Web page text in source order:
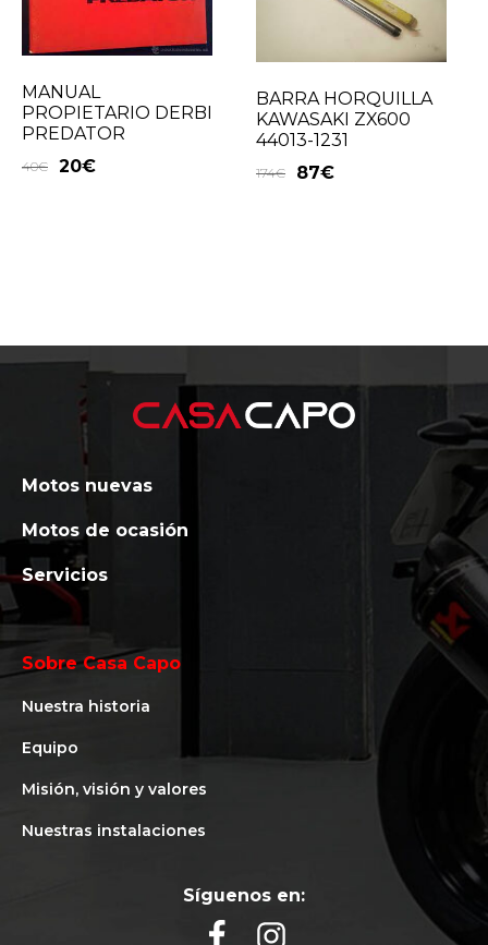
MANUAL
PROPIETARIO DERBI
PREDATOR
40€ 20€
BARRA HORQUILLA
KAWASAKI ZX600
44013-1231
174€ 87€
Motos nuevas
Motos de ocasión
Servicios
Sobre Casa Capo
Nuestra historia
Equipo
Misión, visión y valores
Nuestras instalaciones
Síguenos en: